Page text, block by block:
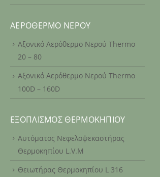
ΑΕΡΌΘΕΡΜΟ ΝΕΡΟΎ
Αξονικό Αερόθερμο Νερού Thermo
20 – 80
Αξονικό Αερόθερμο Νερού Thermo
100D – 160D
ΕΞΟΠΛΙΣΜΌΣ ΘΕΡΜΟΚΗΠΊΟΥ
Αυτόματος Νεφελοψεκαστήρας
Θερμοκηπίου L.V.M
Θειωτήρας Θερμοκηπίου L 316